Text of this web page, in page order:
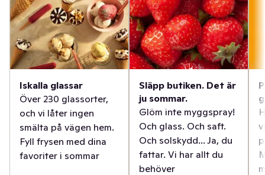
Iskalla glassar
Över 230 glassorter,
och vi låter ingen
smälta på vägen hem.
Fyll frysen med dina
favoriter i sommar
Släpp butiken. Det är
ju sommar.
Glöm inte myggspray!
Och glass. Och saft.
Och solskydd... Ja, du
fattar. Vi har allt du
behöver